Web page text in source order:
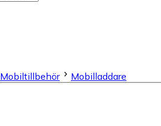
Mobiltillbehör Mobilladdare